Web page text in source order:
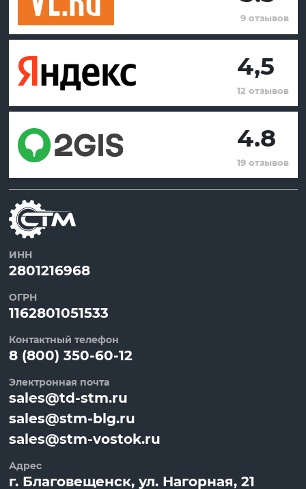
9 отзывов
4,5
12 отзывов
4.8
19 отзывов
ИНН
2801216968
ОГРН
1162801051533
Контактный телефон
8 (800) 350-60-12
Электронная почта
sales@td-stm.ru
sales@stm-blg.ru
sales@stm-vostok.ru
Адрес
г. Благовещенск, ул. Нагорная, 21